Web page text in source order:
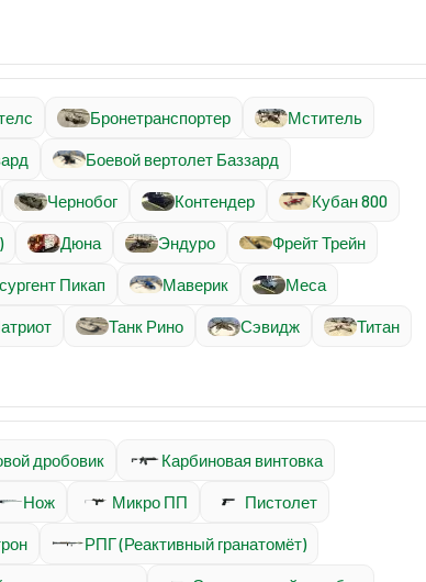
Бронетранспортер Мститель
Боевой вертолет Баззард
Чернобог Контендер Кубан 800
Дюна Эндуро Фрейт Трейн
Пикап Маверик Меса
Танк Рино Сэвидж Титан
дробовик Карбиновая винтовка
Нож Микро ПП Пистолет
РПГ (Реактивный гранатомёт)